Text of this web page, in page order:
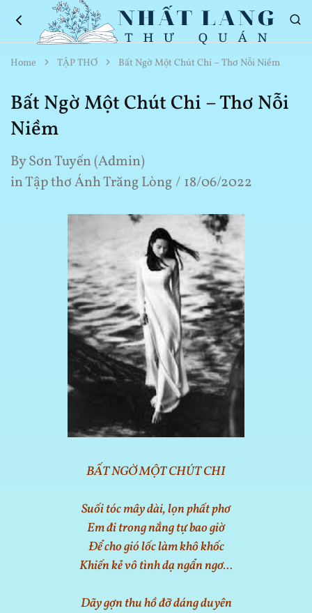
Nhất
Lang
Quán
Thơ
Hay
Cuộc
Sống
Home TẬP THƠ Bất Ngờ Một Chút Chi – Thơ Nỗi Niềm
Bất Ngờ Một Chút Chi – Thơ Nỗi
Niềm
BySơn Tuyến (Admin)
inTập thơ Ánh Trăng Lòng 18/06/2022
BẤT NGỜ MỘT CHÚT CHI
Suối tóc mây dài, lọn phất phơ
Em đi trong nắng tự bao giờ
Để cho gió lốc làm khô khốc
Khiến kẻ vô tình dạ ngẩn ngơ…
Dãy gợn thu hồ đỡ dáng duyên